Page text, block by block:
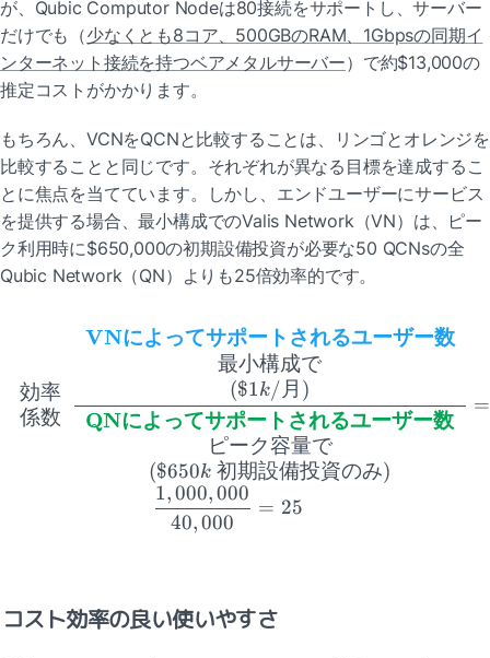
が、Qubic Computor Nodeは80接続をサポートし、サーバー
だけでも（少なくとも8コア、500GBのRAM、1Gbpsの同期イ
ンターネット接続を持つベアメタルサーバー）で約$13,000の
推定コストがかかります。
もちろん、VCNをQCNと比較することは、リンゴとオレンジを
比較することと同じです。それぞれが異なる目標を達成するこ
とに焦点を当てています。しかし、エンドユーザーにサービス
を提供する場合、最小構成でのValis Network（VN）は、ピー
ク利用時に$650,000の初期設備投資が必要な50 QCNsの全
Qubic Network（QN）よりも25倍効率的です。
\begin{array}{c} 効率 \\
効率
係数
QNによってサポートされるユーザー数
ピーク容量で
($650k 初期設備投資のみ)
VNによってサポートされるユーザー数
最小構成で
($1k/月 )
=
40,000
1,000,000
= 25
コスト効率の良い使いやすさ